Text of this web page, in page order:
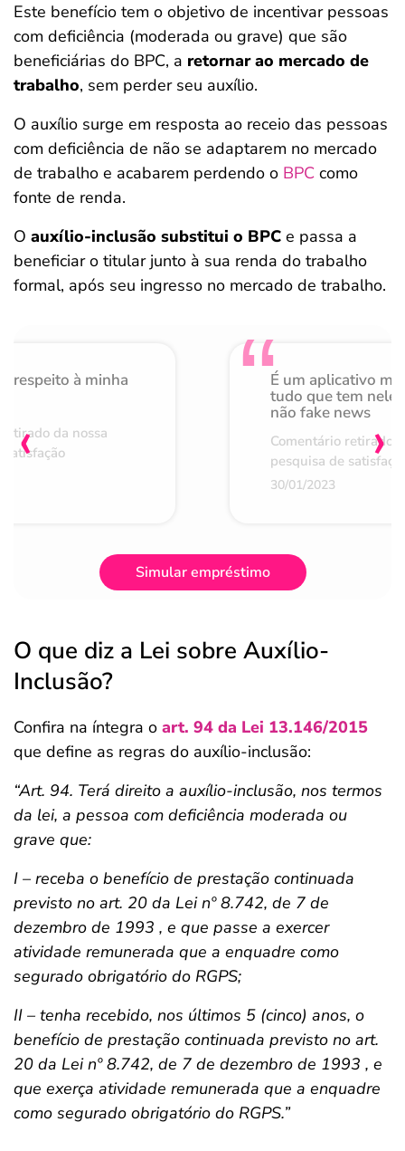
Este benefício tem o objetivo de incentivar pessoas
com deficiência (moderada ou grave) que são
beneficiárias do BPC, a retornar ao mercado de
trabalho, sem perder seu auxílio.
O auxílio surge em resposta ao receio das pessoas
com deficiência de não se adaptarem no mercado
de trabalho e acabarem perdendo o BPC como
fonte de renda.
O auxílio-inclusão substitui o BPC e passa a
beneficiar o titular junto à sua renda do trabalho
formal, após seu ingresso no mercado de trabalho.
respeito à minha
da nossa
É um aplicativo
tudo que tem nele
não fake news
Comentário retirado
pesquisa de
30/01/2023
‹ ›
Simular empréstimo
O que diz a Lei sobre Auxílio-
Inclusão?
Confira na íntegra o art. 94 da Lei 13.146/2015
que define as regras do auxílio-inclusão:
“Art. 94. Terá direito a auxílio-inclusão, nos termos
da lei, a pessoa com deficiência moderada ou
grave que:
I – receba o benefício de prestação continuada
previsto no art. 20 da Lei nº 8.742, de 7 de
dezembro de 1993 , e que passe a exercer
atividade remunerada que a enquadre como
segurado obrigatório do RGPS;
II – tenha recebido, nos últimos 5 (cinco) anos, o
benefício de prestação continuada previsto no art.
20 da Lei nº 8.742, de 7 de dezembro de 1993 , e
que exerça atividade remunerada que a enquadre
como segurado obrigatório do RGPS.”